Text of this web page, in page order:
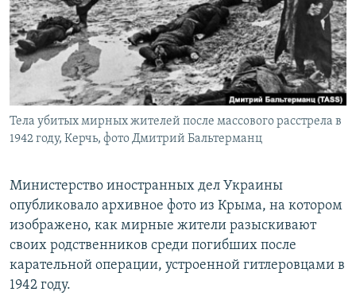
ПОБЕДИТЕЛЕЙ НЕ СУДЯТ?
КРЫМ.НЕПОКОРЕННЫЙ
ELIFBE
УКРАИНСКАЯ ПРОБЛЕМА КРЫМА
ПРИСОЕДИНЯЙТЕСЬ!
Все сайты RFE/RL
Тела убитых мирных жителей после массового расстрела в
1942 году, Керчь, фото Дмитрий Бальтерманц
Министерство иностранных дел Украины
опубликовало архивное фото из Крыма, на котором
изображено, как мирные жители разыскивают
своих родственников среди погибших после
карательной операции, устроенной гитлеровцами в
1942 году.